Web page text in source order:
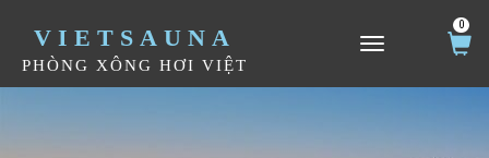
VIETSAUNA
PHÒNG XÔNG HƠI VIỆT
TOGGLE NAVIGATION
0